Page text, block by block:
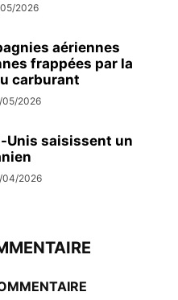
2026
aériennes
frappées par la
carburant
05/2026
Unis saisissent un
04/2026